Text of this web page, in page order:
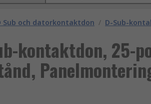
Sub och datorkontaktdon / D-Sub-
kontaktdon, 25-